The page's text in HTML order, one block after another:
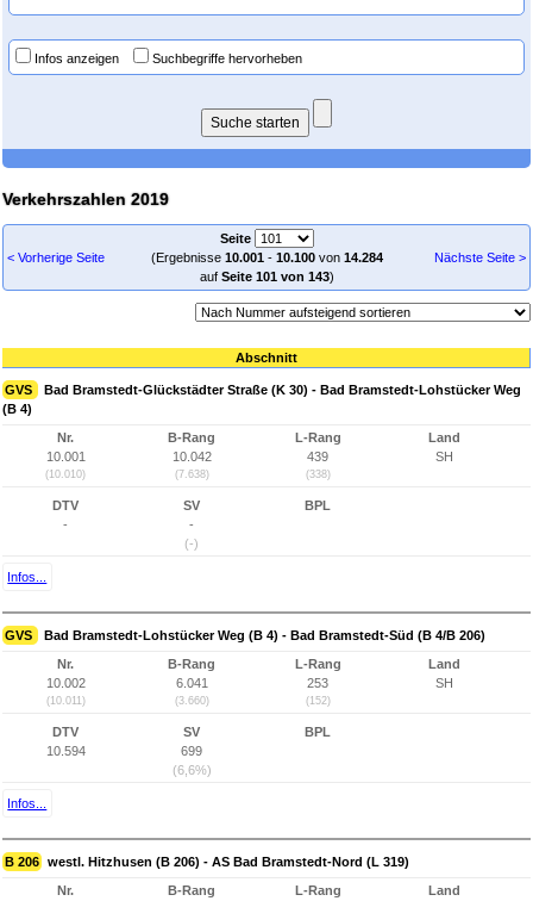
Infos anzeigen Suchbegriffe hervorheben
Verkehrszahlen 2019
< Vorherige Seite
Seite
(Ergebnisse 10.001- 10.100von 14.284
auf Seite 101 von 143)
Nächste Seite >
Abschnitt
GVS
Bad Bramstedt-Glückstädter Straße (K 30) - Bad Bramstedt-Lohstücker Weg
(B 4)
Nr.
10.001
(10.010)
B-Rang
10.042
(7.638)
L-Rang
439
(338)
Land
SH
DTV
-
SV
-
(-)
BPL
Infos...
GVS Bad Bramstedt-Lohstücker Weg (B 4) - Bad Bramstedt-Süd (B 4/B 206)
Nr.
10.002
(10.011)
B-Rang
6.041
(3.660)
L-Rang
253
(152)
Land
SH
DTV
10.594
SV
699
(6,6%)
BPL
Infos...
B 206 westl. Hitzhusen (B 206) - AS Bad Bramstedt-Nord (L 319)
Nr.
B-Rang
L-Rang
Land